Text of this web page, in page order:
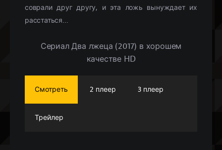
соврали друг другу, и эта ложь вынуждает их
расстаться...
Сериал Два лжеца (2017) в хорошем
качестве HD
Смотреть 2 плеер 3 плеер
Трейлер